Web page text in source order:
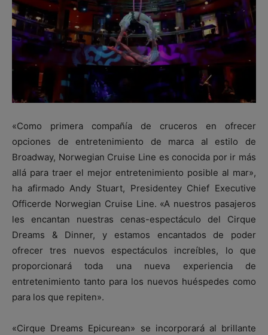
«Como primera compañía de cruceros en ofrecer
opciones de entretenimiento de marca al estilo de
Broadway, Norwegian Cruise Line es conocida por ir más
allá para traer el mejor entretenimiento posible al mar»,
ha afirmado Andy Stuart, Presidentey Chief Executive
Officerde Norwegian Cruise Line. «A nuestros pasajeros
les encantan nuestras cenas-espectáculo del Cirque
Dreams & Dinner, y estamos encantados de poder
ofrecer tres nuevos espectáculos increíbles, lo que
proporcionará toda una nueva experiencia de
entretenimiento tanto para los nuevos huéspedes como
para los que repiten».
«Cirque Dreams Epicurean» se incorporará al brillante